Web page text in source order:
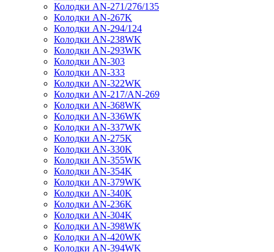
Колодки AN-271/276/135
Колодки AN-267K
Колодки AN-294/124
Колодки AN-238WK
Колодки AN-293WK
Колодки AN-303
Колодки AN-333
Колодки AN-322WK
Колодки AN-217/AN-269
Колодки AN-368WK
Колодки AN-336WK
Колодки AN-337WK
Колодки AN-275K
Колодки AN-330K
Колодки AN-355WK
Колодки AN-354K
Колодки AN-379WK
Колодки AN-340K
Колодки AN-236K
Колодки AN-304K
Колодки AN-398WK
Колодки AN-420WK
Колодки AN-394WK